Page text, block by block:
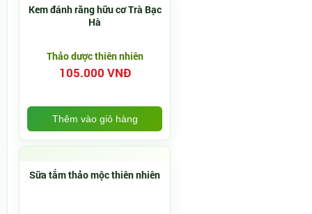
Kem đánh răng hữu cơ Trà Bạc
Hà
Thảo dược thiên nhiên
105.000 VNĐ
Thêm vào giỏ hàng
Sữa tắm thảo mộc thiên nhiên